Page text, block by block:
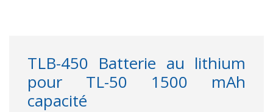
TLB-450 Batterie au lithium
pour TL-50 1500 mAh
capacité